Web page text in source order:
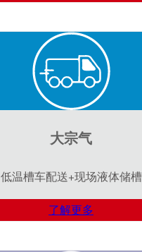
大宗气
低温槽车配送+现场液体储槽
了解更多